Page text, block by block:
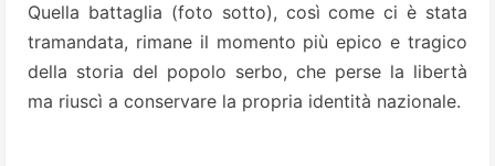
Quella battaglia (foto sotto), così come ci è stata
tramandata, rimane il momento più epico e tragico
della storia del popolo serbo, che perse la libertà
ma riuscì a conservare la propria identità nazionale.